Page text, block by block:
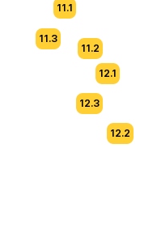
11.3
11.1
11.2
12.1
12.2
12.3